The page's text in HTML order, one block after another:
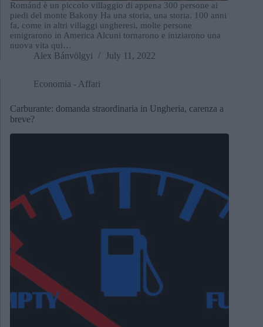
Románd è un piccolo villaggio di appena 300 persone ai
piedi del monte Bakony Ha una storia, una storia. 100 anni
fa, come in altri villaggi ungheresi, molte persone
emigrarono in America Alcuni tornarono e iniziarono una
nuova vita qui…
Alex Bánvölgyi July 11, 2022
Economia - Affari
Carburante: domanda straordinaria in Ungheria, carenza a
breve?